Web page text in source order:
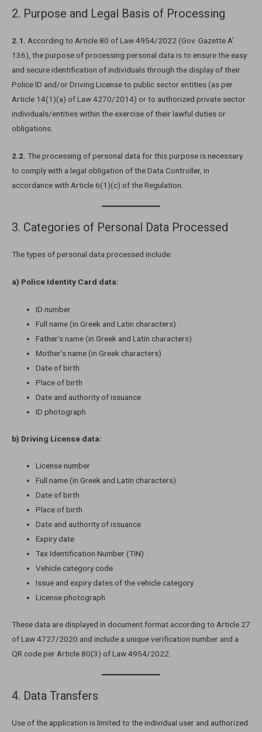
2. Purpose and Legal Basis of Processing
2.1. According to Article 80 of Law 4954/2022 (Gov. Gazette A’
136), the purpose of processing personal data is to ensure the easy
and secure identification of individuals through the display of their
Police ID and/or Driving License to public sector entities (as per
Article 14(1)(a) of Law 4270/2014) or to authorized private sector
individuals/entities within the exercise of their lawful duties or
obligations.
2.2. The processing of personal data for this purpose is necessary
to comply with a legal obligation of the Data Controller, in
accordance with Article 6(1)(c) of the Regulation.
3. Categories of Personal Data Processed
The types of personal data processed include:
a) Police Identity Card data:
ID number
Full name (in Greek and Latin characters)
Father’s name (in Greek and Latin characters)
Mother’s name (in Greek characters)
Date of birth
Place of birth
Date and authority of issuance
ID photograph
b) Driving License data:
License number
Full name (in Greek and Latin characters)
Date of birth
Place of birth
Date and authority of issuance
Expiry date
Tax Identification Number (TIN)
Vehicle category code
Issue and expiry dates of the vehicle category
License photograph
These data are displayed in document format according to Article 27
of Law 4727/2020 and include a unique verification number and a
QR code per Article 80(3) of Law 4954/2022.
4. Data Transfers
Use of the application is limited to the individual user and authorized